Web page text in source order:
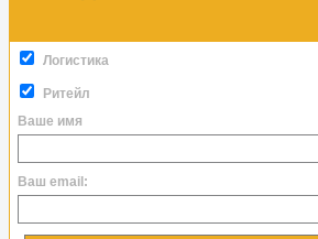
Логистика
Ритейл
Ваше имя
Ваш email: